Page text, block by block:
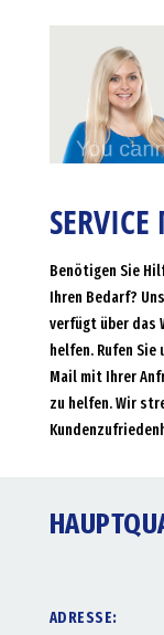
Benötigen Sie
Ihren Bedarf?
verfügt über das
helfen. Rufen Sie
Mail mit Ihrer
zu helfen. Wir
ADRESSE: